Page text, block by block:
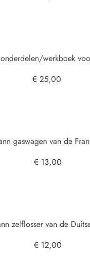
werkboek
€ 25,00
gaswagen van de
€ 13,00
zelflosser van de
€ 12,00